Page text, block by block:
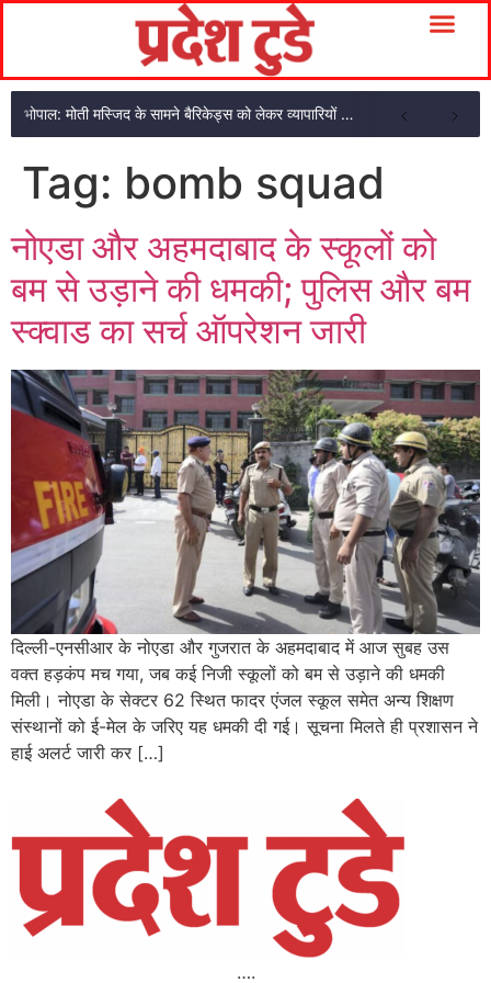
भोपाल: मोती मस्जिद के सामने बैरिकेड्स को लेकर व्यापारियों का गुस्सा फूटा, दुकानें बंद कर धरना
Tag: bomb squad
नोएडा और अहमदाबाद के स्कूलों को
बम से उड़ाने की धमकी; पुलिस और बम
स्क्वाड का सर्च ऑपरेशन जारी
दिल्ली-एनसीआर के नोएडा और गुजरात के अहमदाबाद में आज सुबह उस
वक्त हड़कंप मच गया, जब कई निजी स्कूलों को बम से उड़ाने की धमकी
मिली। नोएडा के सेक्टर 62 स्थित फादर एंजल स्कूल समेत अन्य शिक्षण
संस्थानों को ई-मेल के जरिए यह धमकी दी गई। सूचना मिलते ही प्रशासन ने
हाई अलर्ट जारी कर […]
….